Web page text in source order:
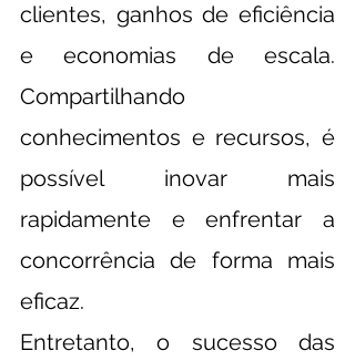
clientes, ganhos de eficiência
e economias de escala.
Compartilhando
conhecimentos e recursos, é
possível inovar mais
rapidamente e enfrentar a
concorrência de forma mais
eficaz.
Entretanto, o sucesso das